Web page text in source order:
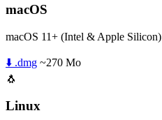
macOS
macOS 11+ (Intel & Apple Silicon)
⬇️ .dmg ~270 Mo
🐧
Linux